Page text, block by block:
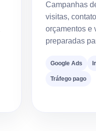
Campanhas
visitas,
orçamentos e
preparadas
Google Ads
Tráfego pago